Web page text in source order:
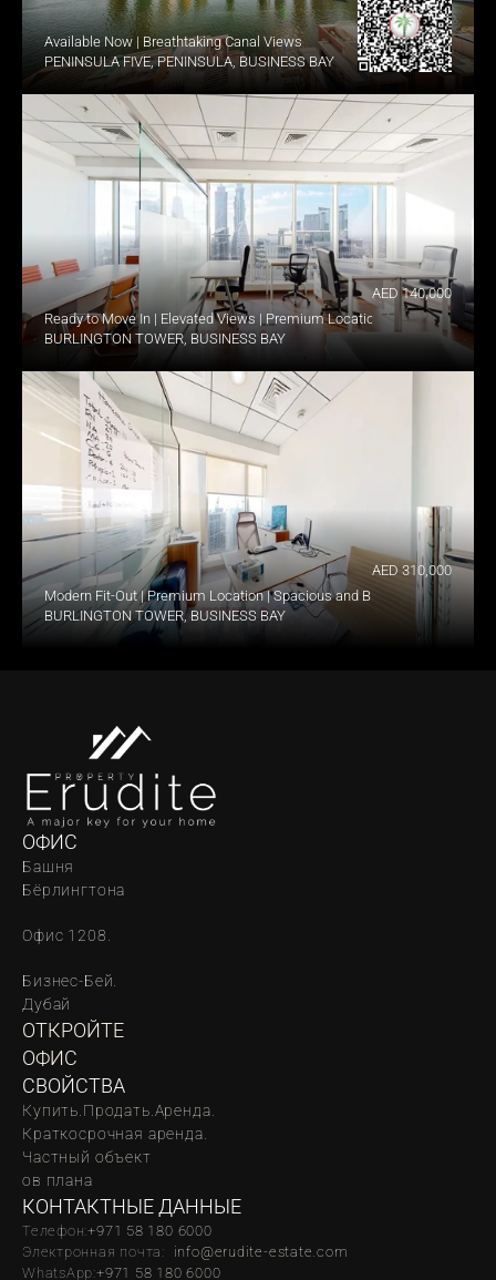
Available Now | Breathtaking Canal Views
PENINSULA FIVE, PENINSULA, BUSINESS BAY
Ready to Move In | Elevated Views | Premium Location
BURLINGTON TOWER, BUSINESS BAY
AED 140,000
Modern Fit-Out | Premium Location | Spacious and Bright
BURLINGTON TOWER, BUSINESS BAY
AED 310,000
ОФИС
Башня
Бёрлингтона
Офис 1208.
Бизнес-Бей.
Дубай
ОТКРОЙТЕ
ОФИС
СВОЙСТВА
Купить. Продать. Аренда.
Краткосрочная аренда.
Частный объект
oв плана
КОНТАКТНЫЕ ДАННЫЕ
Телефон:‪‬+971 58 180 6000
Электронная почта: info@erudite-estate.com
WhatsApp:+971 58 180 6000